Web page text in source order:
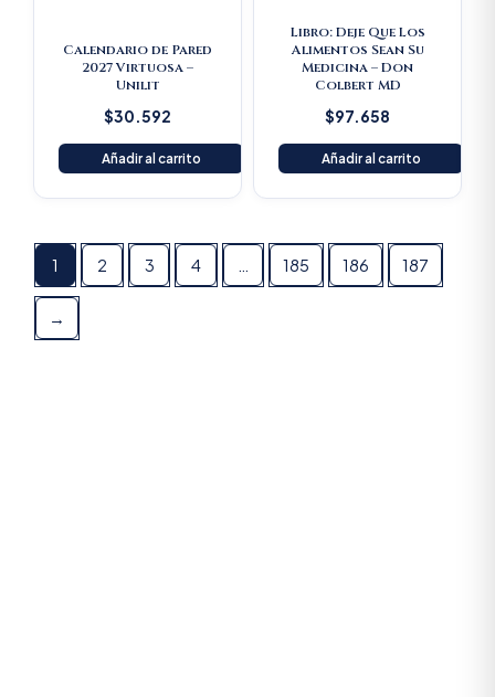
Calendario de Pared
2027 Virtuosa –
Unilit
$30.592
Añadir al carrito
Libro: Deje Que Los
Alimentos Sean Su
Medicina – Don
Colbert MD
$97.658
Añadir al carrito
1 2 3 4 185 186 187
→